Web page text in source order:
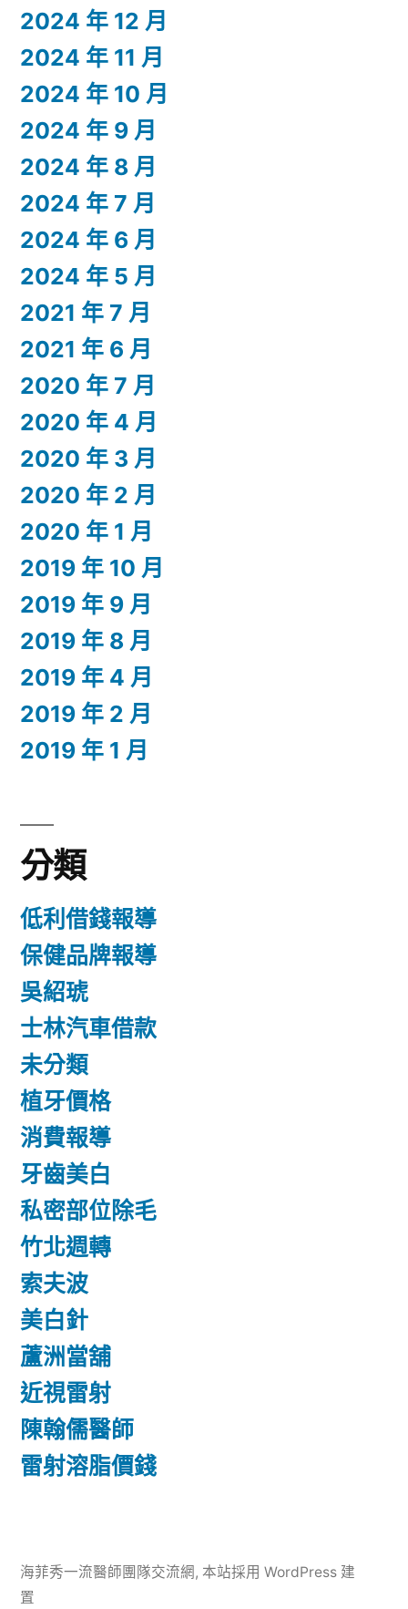
2024 年 12 月
2024 年 11 月
2024 年 10 月
2024 年 9 月
2024 年 8 月
2024 年 7 月
2024 年 6 月
2024 年 5 月
2021 年 7 月
2021 年 6 月
2020 年 7 月
2020 年 4 月
2020 年 3 月
2020 年 2 月
2020 年 1 月
2019 年 10 月
2019 年 9 月
2019 年 8 月
2019 年 4 月
2019 年 2 月
2019 年 1 月
分類
低利借錢報導
保健品牌報導
吳紹琥
士林汽車借款
未分類
植牙價格
消費報導
牙齒美白
私密部位除毛
竹北週轉
索夫波
美白針
蘆洲當舖
近視雷射
陳翰儒醫師
雷射溶脂價錢
海菲秀一流醫師團隊交流網, 本站採用 WordPress 建
置